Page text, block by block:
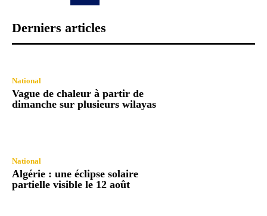
Derniers articles
National
Vague de chaleur à partir de
dimanche sur plusieurs wilayas
National
Algérie : une éclipse solaire
partielle visible le 12 août